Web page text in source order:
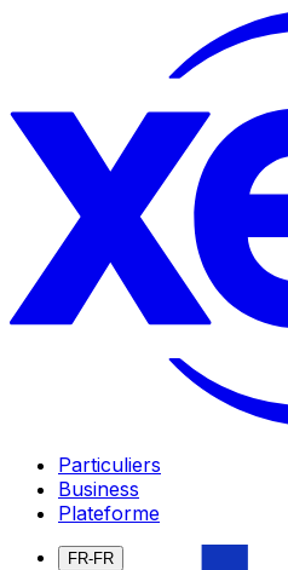
Particuliers
Business
Plateforme
FR-FR